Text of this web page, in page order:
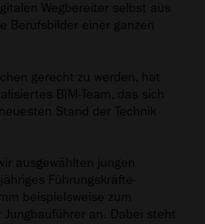
Wegbereiter selbst aus
Berufsbilder einer ganzen
gerecht zu werden, hat
BIM-Team, das sich
Stand der Technik
ausgewählten jungen
Führungskräfte-
beispielsweise zum
Jungbauführer an. Dabei steht